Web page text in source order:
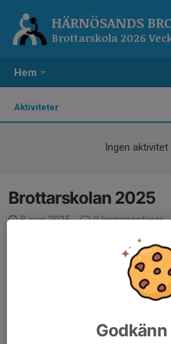
Hem
HÄRNÖSANDS
Brottarskola 2026
Aktiviteter
Ingen aktivitet
Brottarskolan 2025
8 aug 2025 0 kommentarer